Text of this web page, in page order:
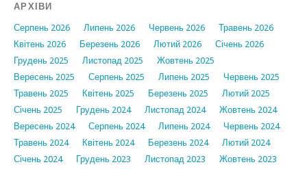
АРХІВИ
Серпень 2026 Липень 2026 Червень 2026
Травень 2026
Квітень 2026
Березень 2026 Лютий 2026
Січень 2026
Грудень 2025
Листопад 2025
Жовтень 2025
Вересень 2025
Серпень 2025 Липень 2025
Червень 2025
Травень 2025
Квітень 2025 Березень 2025
Лютий 2025
Січень 2025
Грудень 2024 Листопад 2024
Жовтень 2024
Вересень 2024
Серпень 2024 Липень 2024
Червень 2024
Травень 2024
Квітень 2024 Березень 2024
Лютий 2024
Січень 2024
Грудень 2023 Листопад 2023
Жовтень 2023